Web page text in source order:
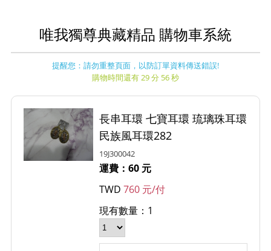
唯我獨尊典藏精品 購物車系統
提醒您：請勿重整頁面，以防訂單資料傳送錯誤!
購物時間還有 29 分 56 秒
長串耳環 七寶耳環 琉璃珠耳環
民族風耳環282
19J300042
運費：60 元
TWD760 元/付
現有數量：1